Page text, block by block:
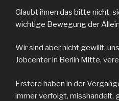
Glaubt ihnen das bitte nicht,
wichtige Bewegung der
Wir sind aber nicht gewillt,
Jobcenter in Berlin Mitte,
Erstere haben in der
immer verfolgt, misshandelt,